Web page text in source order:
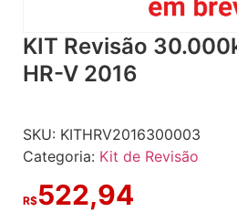
KIT Revisão
HR-V 2016
SKU: KITHRV2016300003
Categoria: Kit de Revisão
R$522,94